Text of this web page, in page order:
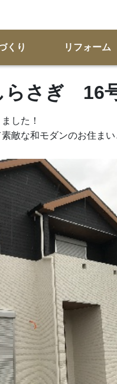
くり リフォーム
らさぎ 16
した！
敵な和モダンのお住まい